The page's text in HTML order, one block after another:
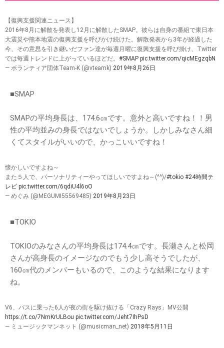
【復興支援関連ニュース】
2016年8月に解散を発表し12月に解散したSMAP。彼らは自身の番組で東日本
大震災や熊本地震の復興支援を呼びかけ続けた。解散発表から3年が経過した
今、その意思を引き継いだファン達が毎週月曜に復興支援を呼び掛け、Twitter
では毎週トレンドに上がっているほどだ。 #SMAP pic.twitter.com/qicMEgzqbN
— ボランティア団体Team-K (@vteamk) 2019年8月26日
■SMAP
SMAPの平均身長は、174.6㎝です。意外と高いですね！！男
性の平均並みの身長ではないでしょうか。しかしみなさん細
くてスタイルがいいので、かっこいいですね！
懐かしいですよね～
また５人で、パーソナリティーやってほしいですよね～(^^)/#tokio #24時間テ
レビ pic.twitter.com/6qdiU4l6oO
— めぐみ (@MEGUMI55569485) 2019年8月23日
■TOKIO
TOKIOのみなさんの平均身長は174.4㎝です。長瀬さんと松岡
さんが高身長のイメージなのでもう少し高そうでしたが、
160㎝代のメンバーもいるので、このような結果になります
ね。
V6、バスに乗った6人が夜の街を駆け抜ける「Crazy Rays」MV公開
https://t.co/7NmKrULBou pic.twitter.com/Jeht7IhPsD
— ミュージックマンネット (@musicman_net) 2018年5月11日